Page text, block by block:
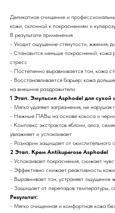
Деликатное очищение и
кожи, склонной к покраснениям и
В результате применения
- Уходит ощущение стянутости, жжения,
- Становится меньше покраснений, кожа
стресс
- Постепенно выравнивается тон, кожа
- Восстанавливается барьер: кожа
на внешние раздражители.
1 Этап. Эмульсия Asphodel для сухой
- Мягко удаляет загрязнения, не нарушая
- Нежные ПАВы на основе кокоса и
- Комплекс экстрактов яблони, алоэ,
увлажняет и успокаивает
- Розмарин защищает от окислительного
2 Этап. Крем Antikuperose Asphodel
- Успокаивает покраснения, снижает
- Эффективно снижает реактивность
- Выравнивает тон, устраняет ощущение
- Защищает от перепадов температуры,
Результат:
- Мягко очищенная и комфортная кожа